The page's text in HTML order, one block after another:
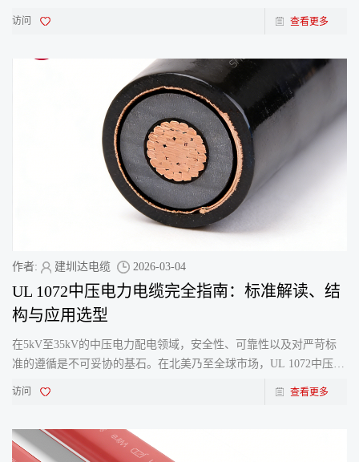
超大规模或企业级设施真正的生命线，其实是其电力分配系统
访问 查看更多
作者: 建圳达电缆 2026-03-04
UL 1072中压电力电缆完全指南：标准解读、结
构与应用选型
在5kV至35kV的中压电力配电领域，安全性、可靠性以及对严苛标
准的遵循是不可妥协的基石。在北美乃至全球市场，UL 1072中压电
访问 查看更多